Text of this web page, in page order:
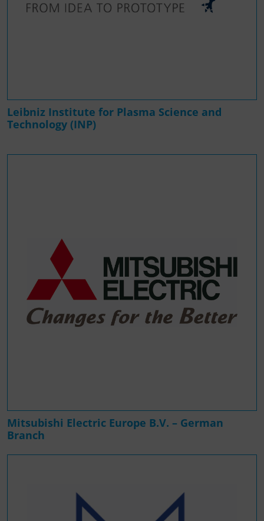
Leibniz Institute for Plasma Science and
Technology (INP)
Mitsubishi Electric Europe B.V. – German
Branch